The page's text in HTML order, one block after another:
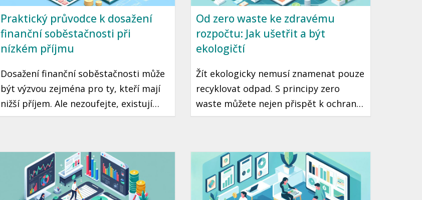
Praktický průvodce k dosažení
finanční soběstačnosti při
nízkém příjmu
Dosažení finanční soběstačnosti může
být výzvou zejména pro ty, kteří mají
nižší příjem. Ale nezoufejte, existují
praktické kroky a strategie, které vám
šetřit a investovat i s omezeným
rozpočtem.
Od zero waste ke zdravému
rozpočtu: Jak ušetřit a být
ekologičtí
Žít ekologicky nemusí znamenat pouze
recyklovat odpad. S principy zero
waste můžete nejen přispět k ochraně
planety, ale také výrazně ušetřit
začít žít udržitelně, aniž byste zatížili
svou peněženku.